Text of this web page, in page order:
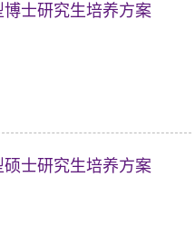
士研究生培养方案
士研究生培养方案